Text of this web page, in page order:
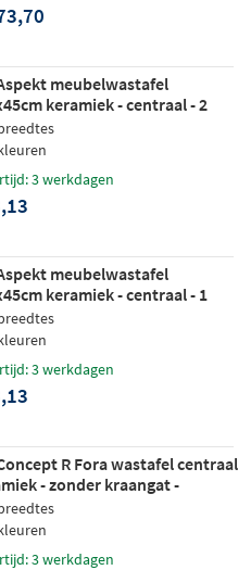
meubelwastafel
keramiek - centraal - 2
- glans wit
3 werkdagen
meubelwastafel
keramiek - centraal - 1
- glans wit
3 werkdagen
R Fora wastafel centraal
- zonder kraangat -
- mat wit
3 werkdagen